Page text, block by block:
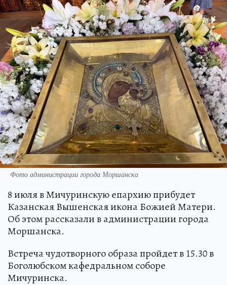
Фото администрации города Моршанска
8 июля в Мичуринскую епархию прибудет
Казанская Вышенская икона Божией Матери.
Об этом рассказали в администрации города
Моршанска.
Встреча чудотворного образа пройдет в 15.30 в
Боголюбском кафедральном соборе
Мичуринска.